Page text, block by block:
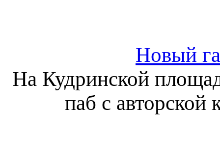
Новый
На Кудринской
паб с